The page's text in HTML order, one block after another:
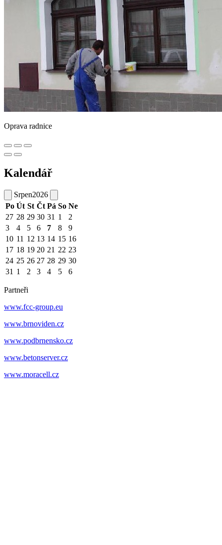
Oprava radnice
Kalendář
Srpen2026
Po Út St Čt Pá So Ne
27 28 29 30 31 1
2
3
4 5 6 7 8
9
10 11 12 13 14 15 16
17 18 19 20 21 22 23
24 25 26 27 28 29 30
31 1 2 3 4 5 6
Partneři
www.fcc-group.eu
www.brnoviden.cz
www.podbrnensko.cz
www.betonserver.cz
www.moracell.cz